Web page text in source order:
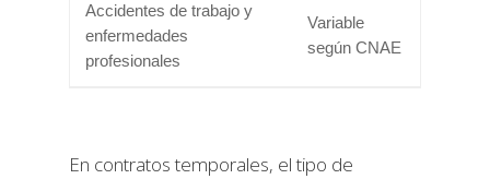
Accidentes de trabajo y
enfermedades
profesionales
Variable
según CNAE
En contratos temporales, el tipo de